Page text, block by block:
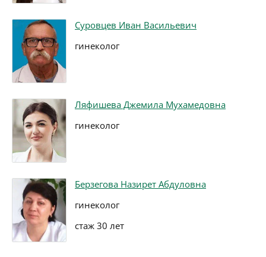
Суровцев Иван Васильевич
гинеколог
Ляфишева Джемила Мухамедовна
гинеколог
Берзегова Назирет Абдуловна
гинеколог
стаж 30 лет